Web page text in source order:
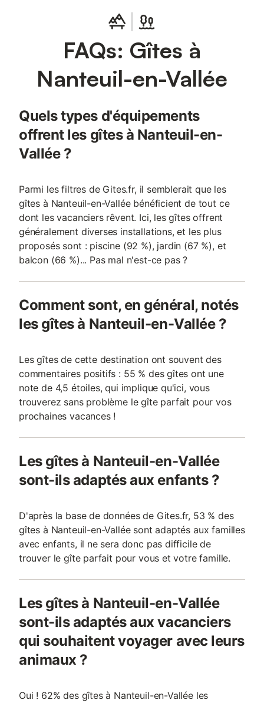
spécialités régionales. Une petite terrasse avec une table et des
chaises vous invite à l'extérieur pour prendre le petit déjeuner
ensemble ou pour terminer la soirée avec un verre de vin.
Entourée de murs en pierre naturelle, elle crée une atmosphère
Nanteuil-en-Vallée. Promenez-vous dans le village avec sa
historique de Nanteuil ou allez à Verteuil-sur-Charente avec son
impressionnant château. Faites du canoë ou du paddle à la
Base de loisirs Régalant ou à la base de loisirs Les Forges à
Taizé-
FAQs: Gîtes à
Nanteuil-en-Vallée
Quels types d'équipements
offrent les gîtes à Nanteuil-en-
Vallée ?
Parmi les filtres de Gites.fr, il semblerait que les
gîtes à Nanteuil-en-Vallée bénéficient de tout ce
dont les vacanciers rêvent. Ici, les gîtes offrent
généralement diverses installations, et les plus
proposés sont : piscine (92 %), jardin (67 %), et
balcon (66 %)... Pas mal n'est-ce pas ?
Comment sont, en général, notés
les gîtes à Nanteuil-en-Vallée ?
Les gîtes de cette destination ont souvent des
commentaires positifs : 55 % des gîtes ont une
note de 4,5 étoiles, qui implique qu'ici, vous
trouverez sans problème le gîte parfait pour vos
prochaines vacances !
Les gîtes à Nanteuil-en-Vallée
sont-ils adaptés aux enfants ?
D'après la base de données de Gites.fr, 53 % des
gîtes à Nanteuil-en-Vallée sont adaptés aux familles
avec enfants, il ne sera donc pas difficile de
trouver le gîte parfait pour vous et votre famille.
Les gîtes à Nanteuil-en-Vallée
sont-ils adaptés aux vacanciers
qui souhaitent voyager avec leurs
animaux ?
Oui ! 62% des gîtes à Nanteuil-en-Vallée les